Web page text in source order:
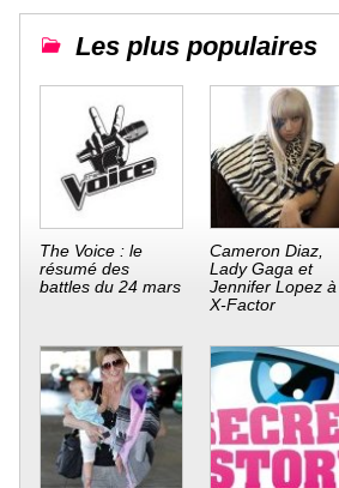
Les plus populaires
The Voice : le
résumé des
battles du 24 mars
Cameron Diaz,
Lady Gaga et
Jennifer Lopez à
X-Factor